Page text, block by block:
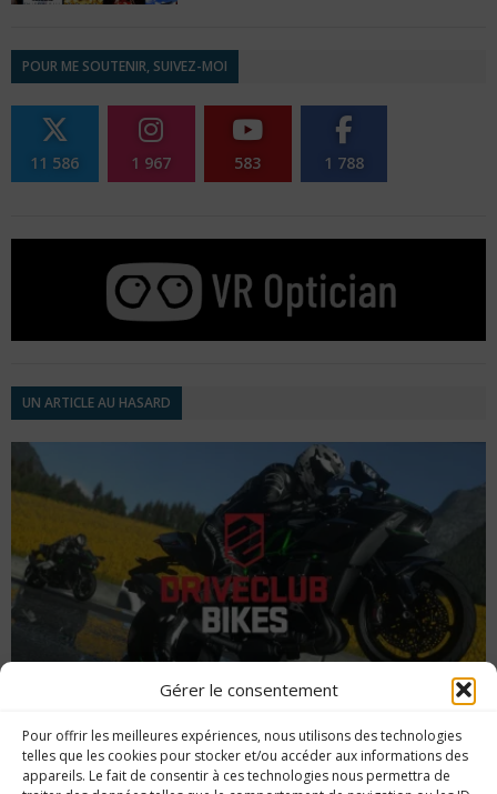
Gérer le consentement
Pour offrir les meilleures expériences, nous utilisons des technologies
telles que les cookies pour stocker et/ou accéder aux informations des
appareils. Le fait de consentir à ces technologies nous permettra de
POUR ME SOUTENIR, SUIVEZ-MOI
11 586 1 967 583 1 788
UN ARTICLE AU HASARD
Platine #90 – DriveClub Bikes